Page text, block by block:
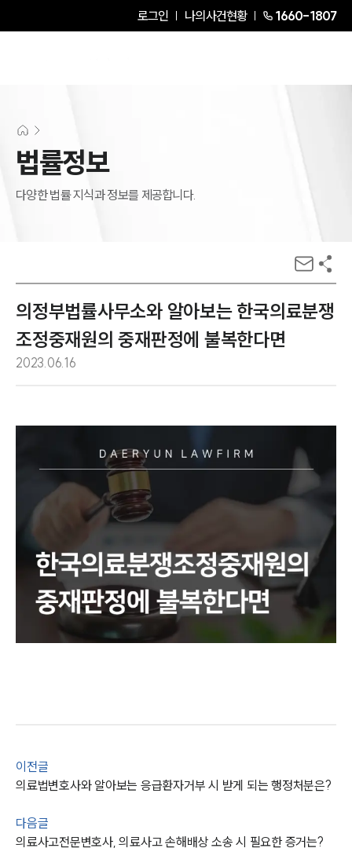
로그인 나의사건현황 1660-1807
법률정보
다양한 법률 지식과 정보를 제공합니다.
의정부법률사무소와 알아보는 한국의료분쟁
조정중재원의 중재판정에 불복한다면
2023.06.16
이전글
의료법변호사와 알아보는 응급환자거부 시 받게 되는 행정처분은?
다음글
의료사고전문변호사, 의료사고 손해배상 소송 시 필요한 증거는?